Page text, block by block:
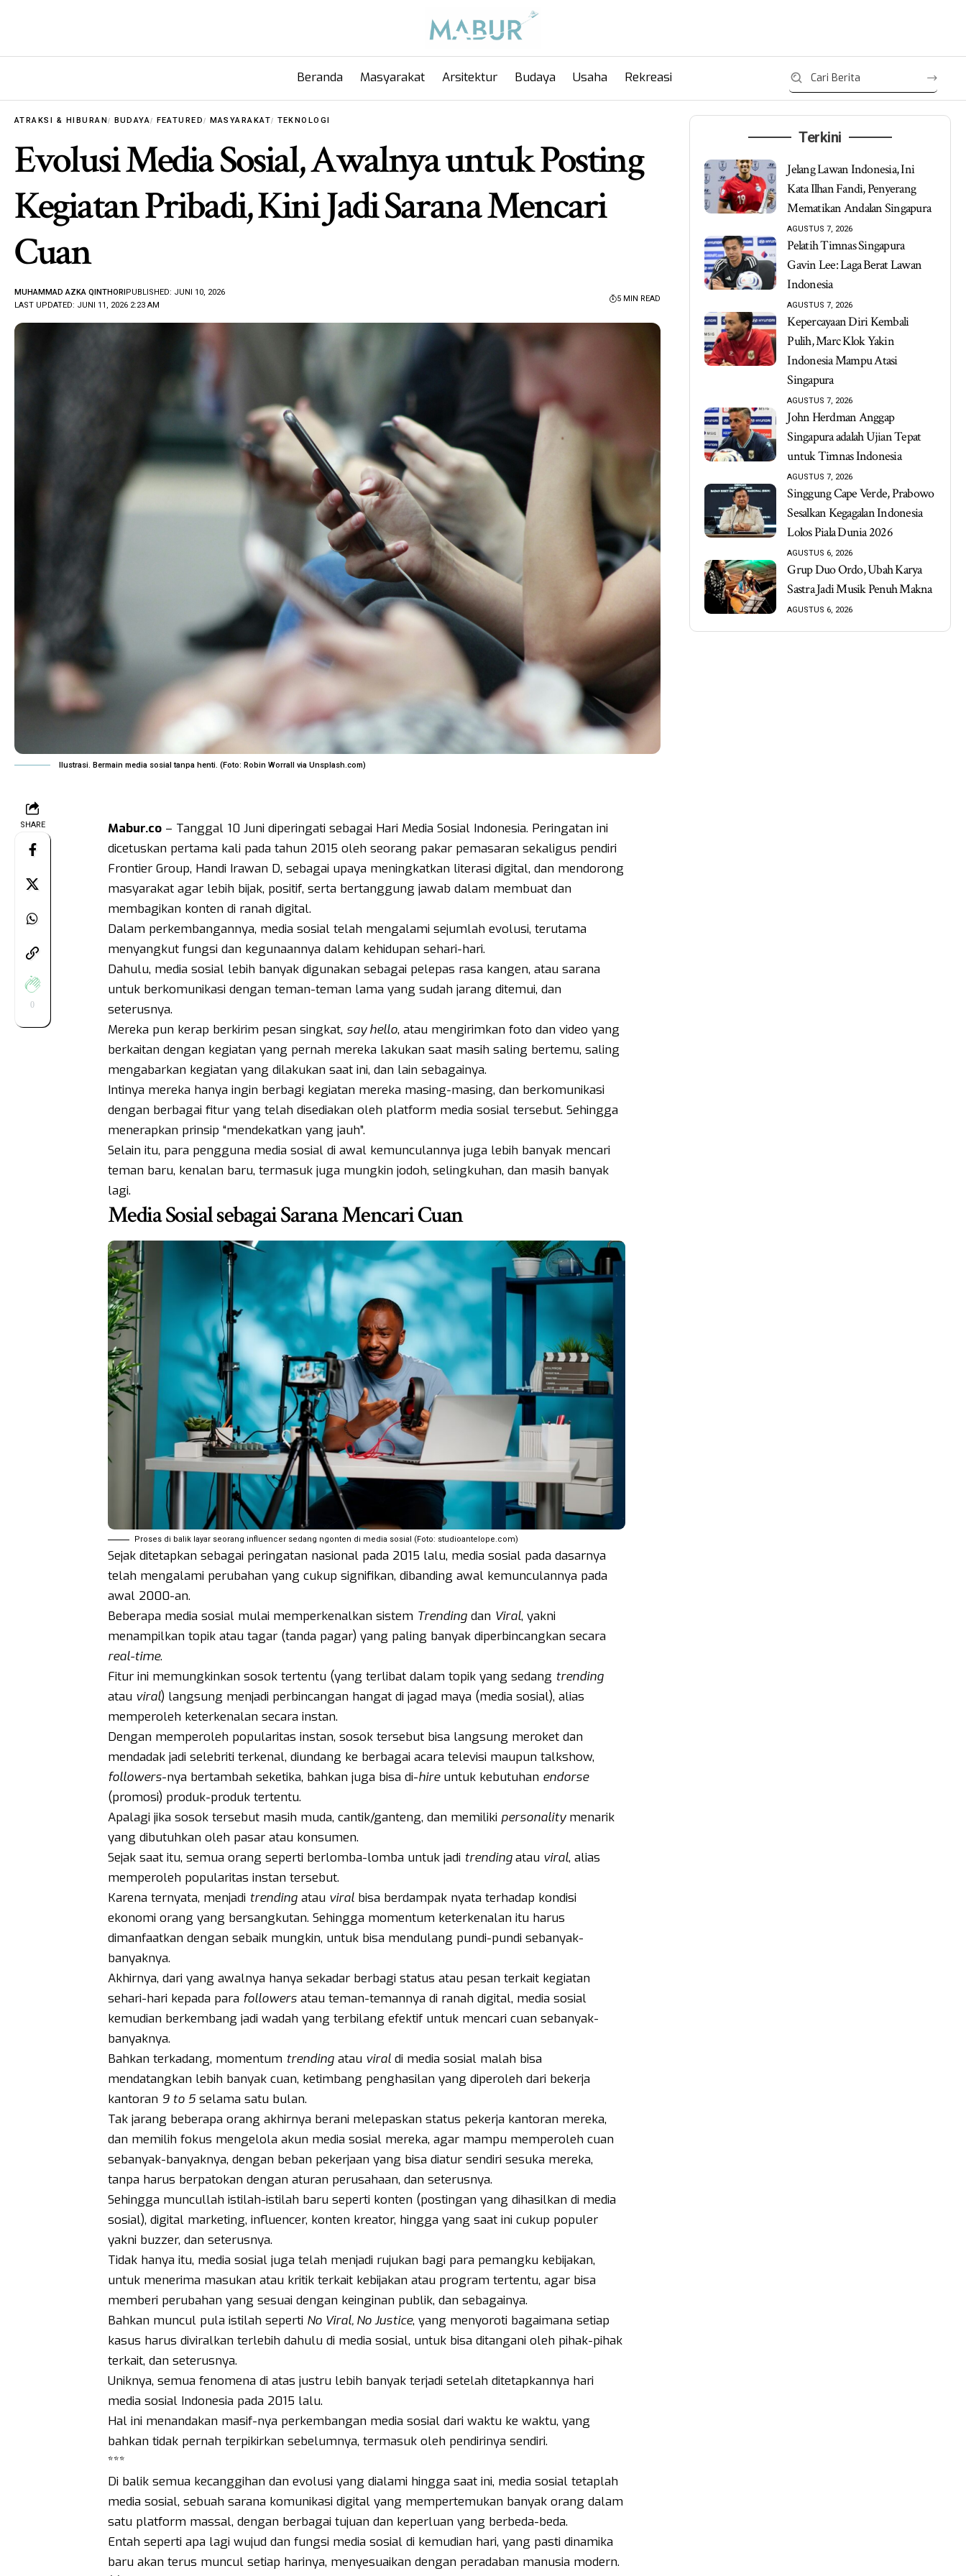
Beranda Masyarakat Arsitektur Budaya Usaha Rekreasi
ATRAKSI & HIBURAN BUDAYA FEATURED MASYARAKAT TEKNOLOGI
Evolusi Media Sosial, Awalnya untuk Posting
Kegiatan Pribadi, Kini Jadi Sarana Mencari
Cuan
LAST UPDATED: JUNI 11, 2026 2:23 AM
MUHAMMAD AZKA QINTHORIPUBLISHED: JUNI 10, 2026
5 MIN READ
Ilustrasi. Bermain media sosial tanpa henti. (Foto: Robin Worrall via Unsplash.com)
SHARE
0
Mabur.co– Tanggal 10 Juni diperingati sebagai Hari Media Sosial Indonesia. Peringatan ini
dicetuskan pertama kali pada tahun 2015 oleh seorang pakar pemasaran sekaligus pendiri
Frontier Group, Handi Irawan D, sebagai upaya meningkatkan literasi digital, dan mendorong
masyarakat agar lebih bijak, positif, serta bertanggung jawab dalam membuat dan
membagikan konten di ranah digital.
Dalam perkembangannya, media sosial telah mengalami sejumlah evolusi, terutama
menyangkut fungsi dan kegunaannya dalam kehidupan sehari-hari.
Dahulu, media sosial lebih banyak digunakan sebagai pelepas rasa kangen, atau sarana
untuk berkomunikasi dengan teman-teman lama yang sudah jarang ditemui, dan
seterusnya.
Mereka pun kerap berkirim pesan singkat, say hello, atau mengirimkan foto dan video yang
berkaitan dengan kegiatan yang pernah mereka lakukan saat masih saling bertemu, saling
mengabarkan kegiatan yang dilakukan saat ini, dan lain sebagainya.
Intinya mereka hanya ingin berbagi kegiatan mereka masing-masing, dan berkomunikasi
dengan berbagai fitur yang telah disediakan oleh platform media sosial tersebut. Sehingga
menerapkan prinsip “mendekatkan yang jauh”.
Selain itu, para pengguna media sosial di awal kemunculannya juga lebih banyak mencari
teman baru, kenalan baru, termasuk juga mungkin jodoh, selingkuhan, dan masih banyak
lagi.
Media Sosial sebagai Sarana Mencari Cuan
Proses di balik layar seorang influencer sedang ngonten di media sosial (Foto: studioantelope.com)
Sejak ditetapkan sebagai peringatan nasional pada 2015 lalu, media sosial pada dasarnya
telah mengalami perubahan yang cukup signifikan, dibanding awal kemunculannya pada
awal 2000-an.
Beberapa media sosial mulai memperkenalkan sistem Trendingdan Viral, yakni
menampilkan topik atau tagar (tanda pagar) yang paling banyak diperbincangkan secara
real-time.
Fitur ini memungkinkan sosok tertentu (yang terlibat dalam topik yang sedang trending
atau viral) langsung menjadi perbincangan hangat di jagad maya (media sosial), alias
memperoleh keterkenalan secara instan.
Dengan memperoleh popularitas instan, sosok tersebut bisa langsung meroket dan
mendadak jadi selebriti terkenal, diundang ke berbagai acara televisi maupun talkshow,
followers-nya bertambah seketika, bahkan juga bisa di-hireuntuk kebutuhan endorse
(promosi) produk-produk tertentu.
Apalagi jika sosok tersebut masih muda, cantik/ganteng, dan memiliki personalitymenarik
yang dibutuhkan oleh pasar atau konsumen.
Sejak saat itu, semua orang seperti berlomba-lomba untuk jadi trendingatau viral, alias
memperoleh popularitas instan tersebut.
Karena ternyata, menjadi trendingatau viralbisa berdampak nyata terhadap kondisi
ekonomi orang yang bersangkutan. Sehingga momentum keterkenalan itu harus
dimanfaatkan dengan sebaik mungkin, untuk bisa mendulang pundi-pundi sebanyak-
banyaknya.
Akhirnya, dari yang awalnya hanya sekadar berbagi status atau pesan terkait kegiatan
sehari-hari kepada para followersatau teman-temannya di ranah digital, media sosial
kemudian berkembang jadi wadah yang terbilang efektif untuk mencari cuan sebanyak-
banyaknya.
Bahkan terkadang, momentum trendingatau viraldi media sosial malah bisa
mendatangkan lebih banyak cuan, ketimbang penghasilan yang diperoleh dari bekerja
kantoran 9 to 5selama satu bulan.
Tak jarang beberapa orang akhirnya berani melepaskan status pekerja kantoran mereka,
dan memilih fokus mengelola akun media sosial mereka, agar mampu memperoleh cuan
sebanyak-banyaknya, dengan beban pekerjaan yang bisa diatur sendiri sesuka mereka,
tanpa harus berpatokan dengan aturan perusahaan, dan seterusnya.
Sehingga muncullah istilah-istilah baru seperti konten (postingan yang dihasilkan di media
sosial), digital marketing, influencer, konten kreator, hingga yang saat ini cukup populer
yakni buzzer, dan seterusnya.
Tidak hanya itu, media sosial juga telah menjadi rujukan bagi para pemangku kebijakan,
untuk menerima masukan atau kritik terkait kebijakan atau program tertentu, agar bisa
memberi perubahan yang sesuai dengan keinginan publik, dan sebagainya.
Bahkan muncul pula istilah seperti No Viral, No Justice, yang menyoroti bagaimana setiap
kasus harus diviralkan terlebih dahulu di media sosial, untuk bisa ditangani oleh pihak-pihak
terkait, dan seterusnya.
Uniknya, semua fenomena di atas justru lebih banyak terjadi setelah ditetapkannya hari
media sosial Indonesia pada 2015 lalu.
Hal ini menandakan masif-nya perkembangan media sosial dari waktu ke waktu, yang
bahkan tidak pernah terpikirkan sebelumnya, termasuk oleh pendirinya sendiri.
***
Di balik semua kecanggihan dan evolusi yang dialami hingga saat ini, media sosial tetaplah
media sosial, sebuah sarana komunikasi digital yang mempertemukan banyak orang dalam
satu platform massal, dengan berbagai tujuan dan keperluan yang berbeda-beda.
Entah seperti apa lagi wujud dan fungsi media sosial di kemudian hari, yang pasti dinamika
baru akan terus muncul setiap harinya, menyesuaikan dengan peradaban manusia modern.
Terkini
Jelang Lawan Indonesia, Ini
Kata Ilhan Fandi, Penyerang
Mematikan Andalan Singapura
AGUSTUS 7, 2026
Pelatih Timnas Singapura
Gavin Lee: Laga Berat Lawan
Indonesia
AGUSTUS 7, 2026
Kepercayaan Diri Kembali
Pulih, Marc Klok Yakin
Indonesia Mampu Atasi
Singapura
AGUSTUS 7, 2026
John Herdman Anggap
Singapura adalah Ujian Tepat
untuk Timnas Indonesia
AGUSTUS 7, 2026
Singgung Cape Verde, Prabowo
Sesalkan Kegagalan Indonesia
Lolos Piala Dunia 2026
AGUSTUS 6, 2026
Grup Duo Ordo, Ubah Karya
Sastra Jadi Musik Penuh Makna
AGUSTUS 6, 2026